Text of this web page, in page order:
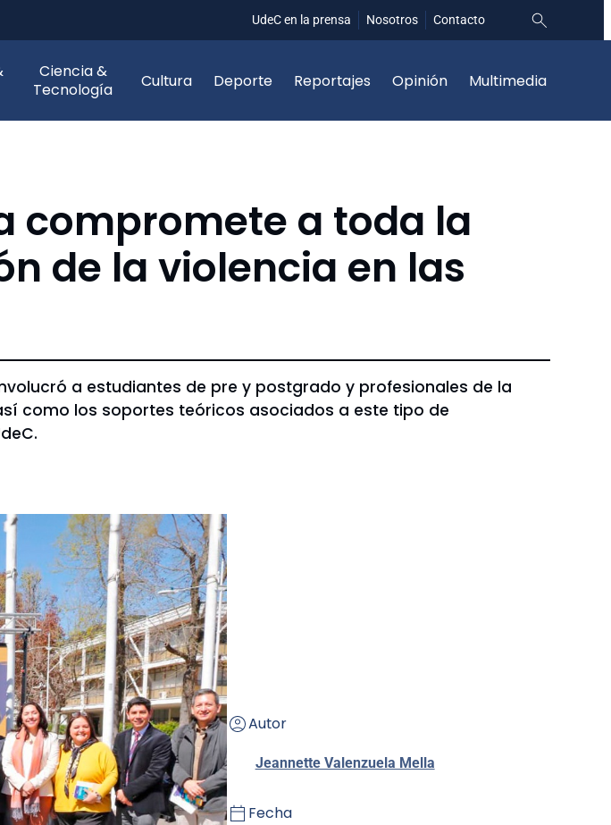
UdeC en la prensa Nosotros Contacto
Ciencia &
Tecnología
Cultura Deporte Reportajes Opinión Multimedia
compromete a toda la
de la violencia en las
a estudiantes de pre y postgrado y profesionales de la
como los soportes teóricos asociados a este tipo de
Autor
Jeannette Valenzuela Mella
Fecha